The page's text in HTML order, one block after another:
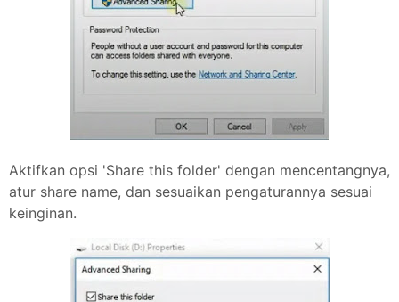
Aktifkan opsi 'Share this folder' dengan mencentangnya,
atur share name, dan sesuaikan pengaturannya sesuai
keinginan.